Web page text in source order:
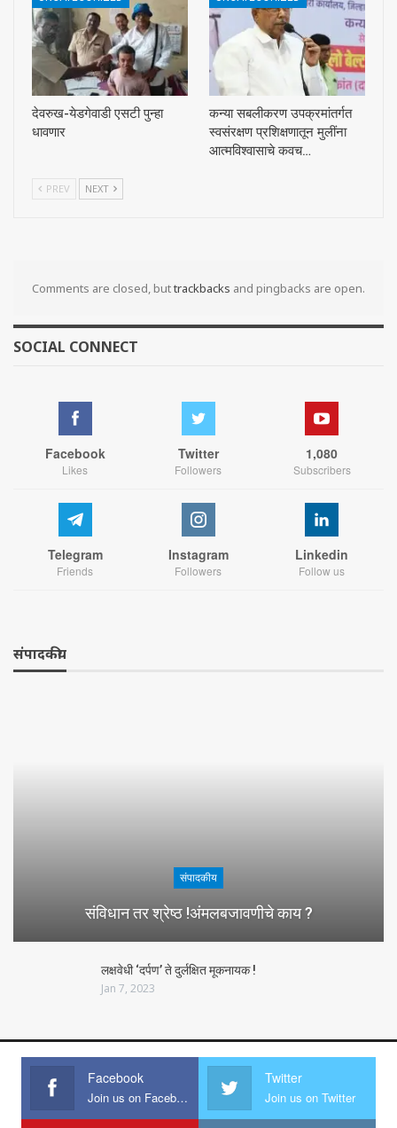
देवरुख-येडगेवाडी एसटी पुन्हा
धावणार
कन्या सबलीकरण उपक्रमांतर्गत
स्वसंरक्षण प्रशिक्षणातून मुलींना
आत्मविश्वासाचे कवच…
PREV NEXT
Comments are closed, buttrackbacks and pingbacks are open.
SOCIAL CONNECT
Facebook
Likes
Twitter
Followers
1,080
Subscribers
Telegram
Friends
Instagram
Followers
Linkedin
Follow us
संपादकीय
संपादकीय
संविधान तर श्रेष्ठ !अंमलबजावणीचे काय ?
लक्षवेधी ‘दर्पण’ ते दुर्लक्षित मूकनायक !
Jan 7, 2023
Facebook
Join us on Facebook
Twitter
Join us on Twitter